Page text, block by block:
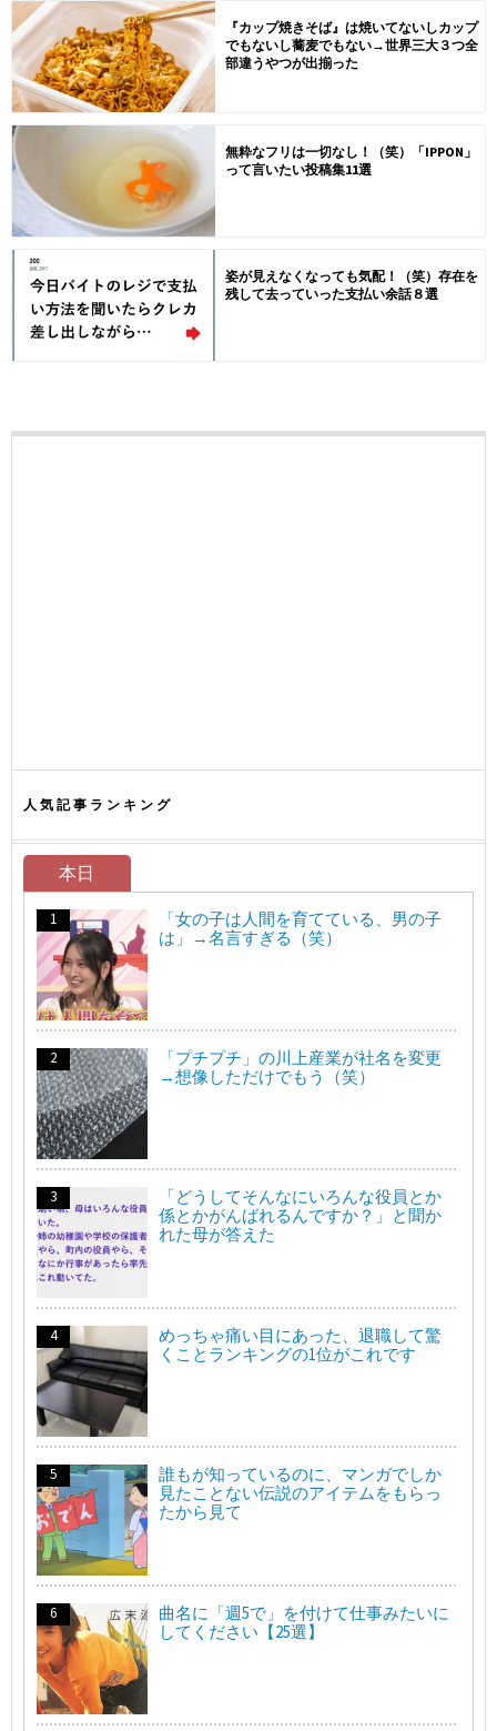
『カップ焼きそば』は焼いてないしカップ
でもないし蕎麦でもない→世界三大３つ全
部違うやつが出揃った
無粋なフリは一切なし！（笑）「IPPON」
って言いたい投稿集11選
姿が見えなくなっても気配！（笑）存在を
残して去っていった支払い余話８選
人気記事ランキング
本日
「女の子は人間を育てている、男の子
は」→名言すぎる（笑）
「プチプチ」の川上産業が社名を変更
→想像しただけでもう（笑）
「どうしてそんなにいろんな役員とか
係とかがんばれるんですか？」と聞か
れた母が答えた
めっちゃ痛い目にあった、退職して驚
くことランキングの1位がこれです
誰もが知っているのに、マンガでしか
見たことない伝説のアイテムをもらっ
たから見て
曲名に「週5で」を付けて仕事みたいに
してください【25選】